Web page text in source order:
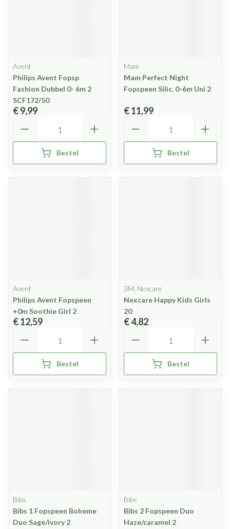
Avent
Philips Avent Fopsp
Fashion Dubbel 0- 6m 2
SCF172/50
€ 9,99
Bestel
Mam
Mam Perfect Night
Fopspeen Silic. 0-6m Uni 2
€ 11,99
Bestel
Avent
Philips Avent Fopspeen
+0m Soothie Girl 2
€ 12,59
Bestel
3M, Nexcare
Nexcare Happy Kids Girls
20
€ 4,82
Bestel
Bibs
Bibs 1 Fopspeen Boheme
Duo Sage/ivory 2
Bibs
Bibs 2 Fopspeen Duo
Haze/caramel 2